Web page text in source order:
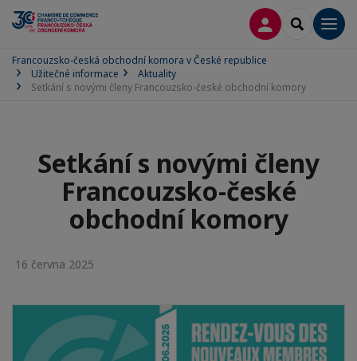
PŘIPOJIT SE
SEARCH
Francouzsko-česká obchodní komora v České republice
Užitečné informace
Aktuality
Setkání s novými členy Francouzsko-české obchodní komory
Setkání s novými členy
Francouzsko-české
obchodní komory
16 června 2025